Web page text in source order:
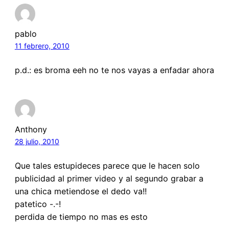
pablo
11 febrero, 2010
p.d.: es broma eeh no te nos vayas a enfadar ahora
Anthony
28 julio, 2010
Que tales estupideces parece que le hacen solo
publicidad al primer video y al segundo grabar a
una chica metiendose el dedo va!!
patetico -.-!
perdida de tiempo no mas es esto